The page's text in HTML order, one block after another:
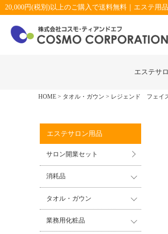
20,000円(税別)以上のご購入で送料無料｜エステ用
エステサ
HOME タオル・ガウン レジェンド フェイ
エステサロン用品
サロン開業セット
消耗品
タオル・ガウン
業務用化粧品